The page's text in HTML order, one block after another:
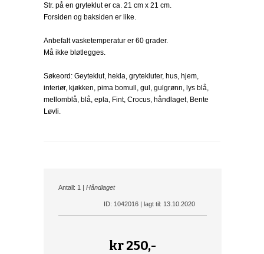
Str. på en gryteklut er ca. 21 cm x 21 cm.
Forsiden og baksiden er like.
Anbefalt vasketemperatur er 60 grader.
Må ikke bløtlegges.
Søkeord: Geyteklut, hekla, grytekluter, hus, hjem,
interiør, kjøkken, pima bomull, gul, gulgrønn, lys blå,
mellomblå, blå, epla, Fint, Crocus, håndlaget, Bente
Løvli.
Antall: 1 | Håndlaget
ID: 1042016 | lagt til: 13.10.2020
kr250,-